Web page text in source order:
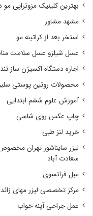
بهترین کلینیک مزوتراپی مو
مشهد مشاور
استخر بعد از کراتینه مو
عسل شیلزو عسل سلامت
اجاره دستگاه اکسیژن ساز
محصولات روتین پوستی
آموزش علوم ششم ابتدایی
چاپ عکس روی شاسی
خرید لنز طبی
لیزر سایناشور تهران
سعادت آباد
مبل فرانسوی
مرکز تخصصی لیزر مهای
عمل جراحی آپنه خواب